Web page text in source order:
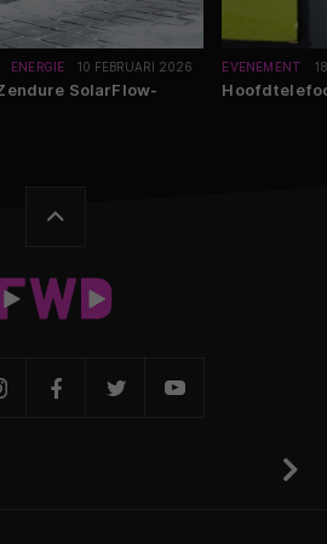
ENERGIE 10 FEBRUARI 2026
SolarFlow-
EVENEMENT